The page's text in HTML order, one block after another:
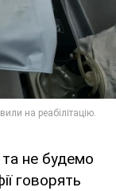
не будемо
говорять